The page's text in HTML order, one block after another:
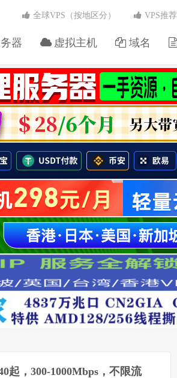
器 虚拟主机 域名
全球VPS（按地区分） VPS推荐
起，300-1000Mbps，不限流